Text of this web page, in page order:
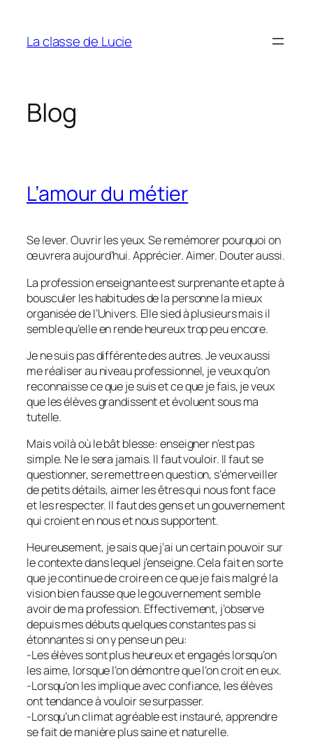
contenu
La classe de Lucie
Blog
L’amour du métier
Se lever. Ouvrir les yeux. Se remémorer pourquoi on
œuvrera aujourd’hui. Apprécier. Aimer. Douter aussi.
La profession enseignante est surprenante et apte à
bousculer les habitudes de la personne la mieux
organisée de l’Univers. Elle sied à plusieurs mais il
semble qu’elle en rende heureux trop peu encore.
Je ne suis pas différente des autres. Je veux aussi
me réaliser au niveau professionnel, je veux qu’on
reconnaisse ce que je suis et ce que je fais, je veux
que les élèves grandissent et évoluent sous ma
tutelle.
Mais voilà où le bât blesse: enseigner n’est pas
simple. Ne le sera jamais. Il faut vouloir. Il faut se
questionner, se remettre en question, s’émerveiller
de petits détails, aimer les êtres qui nous font face
et les respecter. Il faut des gens et un gouvernement
qui croient en nous et nous supportent.
Heureusement, je sais que j’ai un certain pouvoir sur
le contexte dans lequel j’enseigne. Cela fait en sorte
que je continue de croire en ce que je fais malgré la
vision bien fausse que le gouvernement semble
avoir de ma profession. Effectivement, j’observe
depuis mes débuts quelques constantes pas si
étonnantes si on y pense un peu:
-Les élèves sont plus heureux et engagés lorsqu’on
les aime, lorsque l’on démontre que l’on croit en eux.
-Lorsqu’on les implique avec confiance, les élèves
ont tendance à vouloir se surpasser.
-Lorsqu’un climat agréable est instauré, apprendre
se fait de manière plus saine et naturelle.